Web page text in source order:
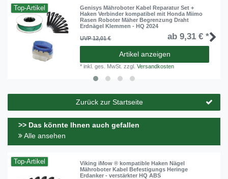
Top-Artikel
Genisys Mähroboter Kabel Reparatur Set +
Haken Verbinder kompatibel mit Honda Miimo
Rasen Roboter Mäher Begrenzung Draht
Erdnägel Klemmen - HQ 2024
UVP 12,01 €
ab 9,31 € *
Artikel anzeigen
*inkl. ges. MwSt. zzgl.Versandkosten
Zurück zur Startseite
>> Das könnte Ihnen auch gefallen
Alle ansehen
Top-Artikel
Viking iMow ® kompatible Haken Nägel
Mähroboter Kabel Befestigungs Heringe
Erdanker - verstärkter HQ ABS